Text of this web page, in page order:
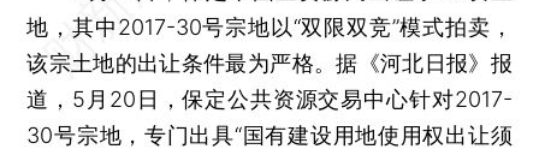
地，其中2017-30号宗地以“双限双竞”模式拍卖，
该宗土地的出让条件最为严格。据《河北日报》报
道，5月20日，保定公共资源交易中心针对2017-
30号宗地，专门出具“国有建设用地使用权出让须